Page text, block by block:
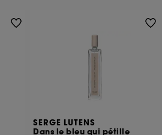
SERGE LUTENS
Dans le bleu qui pétille